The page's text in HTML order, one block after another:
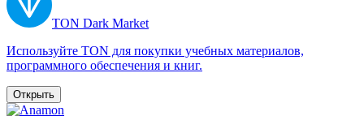
TON Dark Market
Используйте TON для покупки учебных материалов,
программного обеспечения и книг.
Открыть